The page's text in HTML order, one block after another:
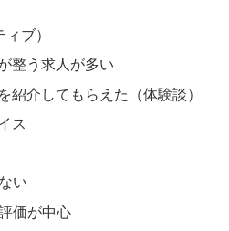
ブ）
整う求人が多い
紹介してもらえた（体験談）
ス
い
価が中心